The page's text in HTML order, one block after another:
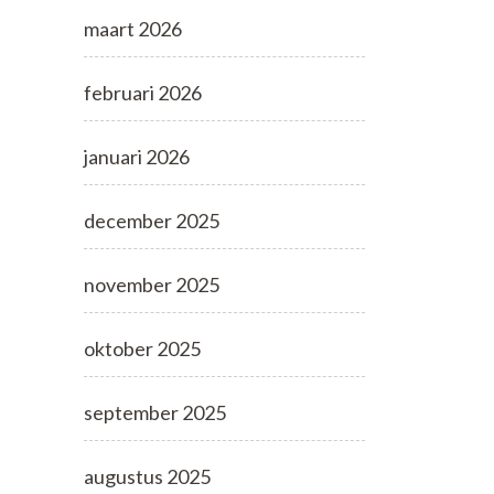
maart 2026
februari 2026
januari 2026
december 2025
november 2025
oktober 2025
september 2025
augustus 2025